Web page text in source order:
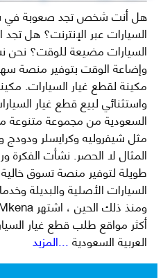
هل أنت شخص تجد صعوبة في
السيارات عبر الإنترنت؟ هل تجد
السيارات مضيعة للوقت؟ نحن
وإضاعة الوقت بتوفير منصة
مكينة لقطع غيار السيارات.
واستثنائي لبيع قطع غيار
السعودية من مجموعة متنوعة من
مثل شيفروليه وكرايسلر
طويلة لتوفير منصة تسوق
السيارات الأصلية والبديلة
أكثر مواقع طلب قطع غيار
العربية السعودية...المزيد